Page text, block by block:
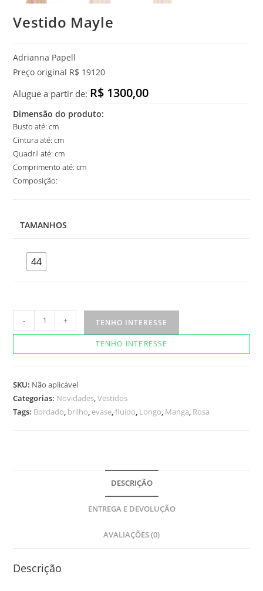
Vestido Mayle
Adrianna Papell
Preço original R$ 19120
Alugue a partir de: R$ 1300,00
Dimensão do produto:
Busto até: cm
Cintura até: cm
Quadril até: cm
Comprimento até: cm
Composição:
TAMANHOS
44
Mayle
- + TENHO INTERESSE
TENHO INTERESSE
SKU: Não aplicável
Categorias: Novidades,Vestidos
Tags: Bordado, brilho, evase,fluido, Longo, Manga, Rosa
DESCRIÇÃO
ENTREGA E DEVOLUÇÃO
AVALIAÇÕES (0)
Descrição